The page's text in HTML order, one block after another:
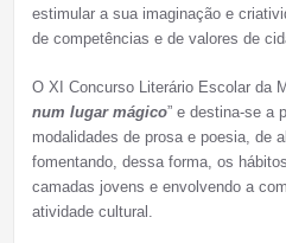
estimular a sua imaginação e
de competências e de valores de
O XI Concurso Literário Escolar da
num lugar mágico” e destina-se a
modalidades de prosa e poesia, de
fomentando, dessa forma, os
camadas jovens e envolvendo a
atividade cultural.